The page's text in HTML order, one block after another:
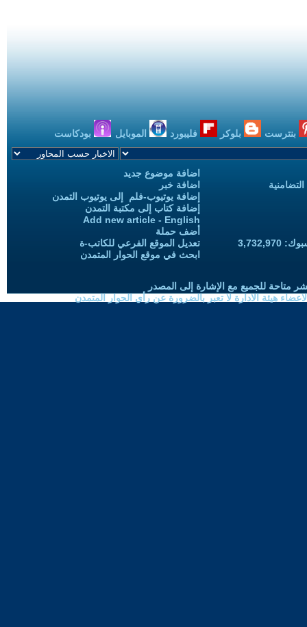
بنترست بلوكر فليبورد الموبايل بودكاست
اضافة موضوع جديد
اضافة خبر
إضافة يوتيوب-فلم إلى يوتيوب التمدن
إضافة كتاب إلى مكتبة التمدن
Add new article - English
أضف حملة
تعديل الموقع الفرعي للكاتب-ة
ابحث في موقع الحوار المتمدن
متاحة للجميع مع الإشارة إلى المصدر
هيئة الادارة لا تعبر بالضرورة عن رأي الحوار المتمدن